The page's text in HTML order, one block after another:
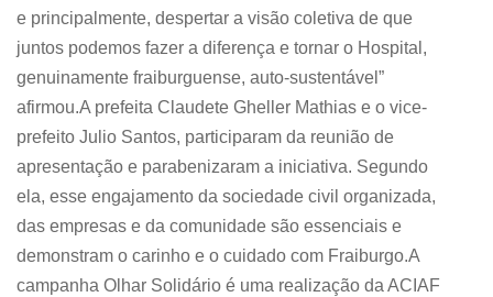
e principalmente, despertar a visão coletiva de que
juntos podemos fazer a diferença e tornar o Hospital,
genuinamente fraiburguense, auto-sustentável”
afirmou.A prefeita Claudete Gheller Mathias e o vice-
prefeito Julio Santos, participaram da reunião de
apresentação e parabenizaram a iniciativa. Segundo
ela, esse engajamento da sociedade civil organizada,
das empresas e da comunidade são essenciais e
demonstram o carinho e o cuidado com Fraiburgo.A
campanha Olhar Solidário é uma realização da ACIAF